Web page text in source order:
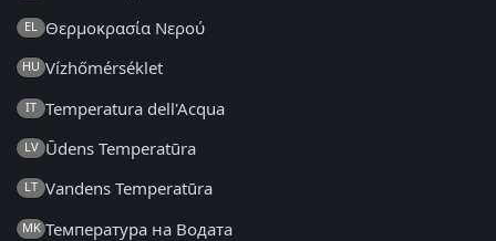
EL Θερμοκρασία Νερού
HU Vízhőmérséklet
IT Temperatura dell'Acqua
LV Ūdens Temperatūra
LT Vandens Temperatūra
MK Температура на Водата